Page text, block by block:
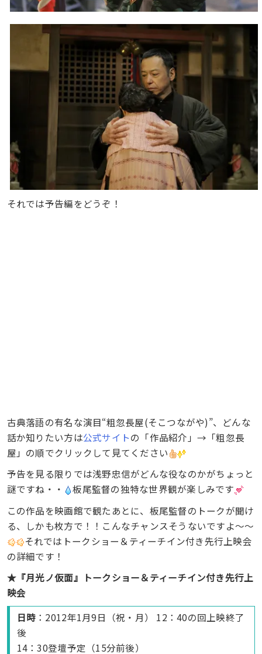
それでは予告編をどうぞ！
古典落語の有名な演目“粗忽長屋(そこつながや)”、どんな
話か知りたい方は公式サイトの「作品紹介」→「粗忽長
屋」の順でクリックして見てください
予告を見る限りでは浅野忠信がどんな役なのかがちょっと
謎ですね・・
板尾監督の独特な世界観が楽しみです
この作品を映画館で観たあとに、板尾監督のトークが聞け
る、しかも枚方で！！こんなチャンスそうないですよ〜〜
それではトークショー＆ティーチイン付き先行上映会
の詳細です！
★『月光ノ仮面』トークショー＆ティーチイン付き先行上
映会
日時 ：2012年1月9日（祝・月） 12：40の回上映終了
後
14：30登壇予定（15分前後）